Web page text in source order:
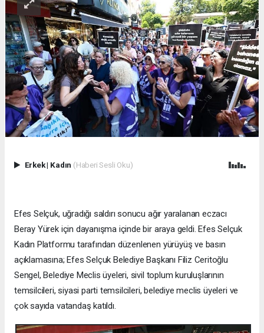
Erkek| Kadın (Haberi Sesli Oku)
Efes Selçuk, uğradığı saldırı sonucu ağır yaralanan eczacı
Beray Yürek için dayanışma içinde bir araya geldi. Efes Selçuk
Kadın Platformu tarafından düzenlenen yürüyüş ve basın
açıklamasına; Efes Selçuk Belediye Başkanı Filiz Ceritoğlu
Sengel, Belediye Meclis üyeleri, sivil toplum kuruluşlarının
temsilcileri, siyasi parti temsilcileri, belediye meclis üyeleri ve
çok sayıda vatandaş katıldı.